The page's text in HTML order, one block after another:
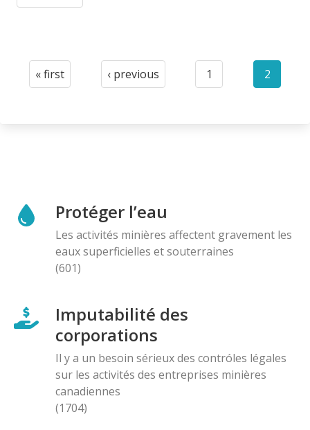
Pagination
First
« first
Previous
‹ previous
Page
1
Current
2
Protéger l’eau
Les activités minières affectent gravement les
eaux superficielles et souterraines
(601)
Imputabilité des
corporations
Il y a un besoin sérieux des contróles légales
sur les activités des entreprises minières
canadiennes
(1704)